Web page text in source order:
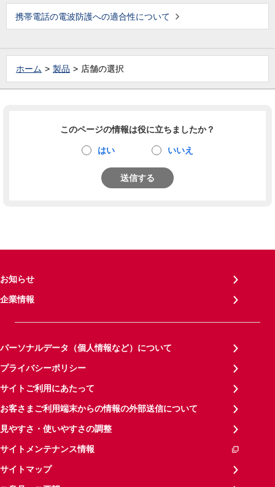
携帯電話の電波防護への適合性について
ホーム 製品 店舗の選択
このページの情報は役に立ちましたか？
はい いいえ
送信する
お知らせ
企業情報
パーソナルデータ（個人情報など）について
プライバシーポリシー
サイトご利用にあたって
お客さまご利用端末からの情報の外部送信について
見やすさ・使いやすさの調整
サイトメンテナンス情報
サイトマップ